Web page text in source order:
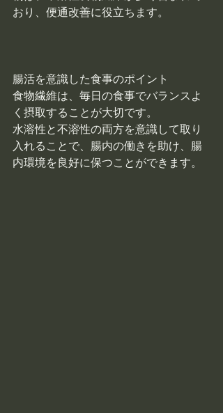
おり、便通改善に役立ちます。
腸活を意識した食事のポイント
食物繊維は、毎日の食事でバランスよ
く摂取することが大切です。
水溶性と不溶性の両方を意識して取り
入れることで、腸内の働きを助け、腸
内環境を良好に保つことができます。